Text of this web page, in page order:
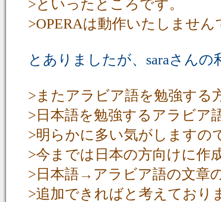
>といったところです。
>OPERAは動作いたしませ
とありましたが、saraさん
>またアラビア語を勉強する
>日本語を勉強するアラビア
>明らかに多い気がしますの
>今までは日本の方向けに作
>日本語→アラビア語の文章
>追加できればと考えており